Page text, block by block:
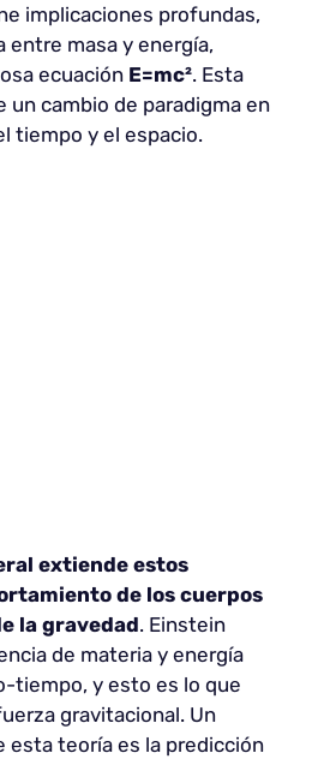
implicaciones profundas,
entre masa y energía,
ecuación E=mc². Esta
un cambio de paradigma en
tiempo y el espacio.
extiende estos
de los cuerpos
la gravedad. Einstein
de materia y energía
tiempo, y esto es lo que
gravitacional. Un
esta teoría es la predicción